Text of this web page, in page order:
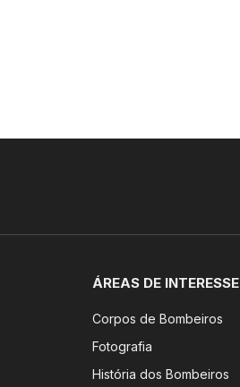
ÁREAS DE INTERESSE
Corpos de Bombeiros
Fotografia
História dos Bombeiros